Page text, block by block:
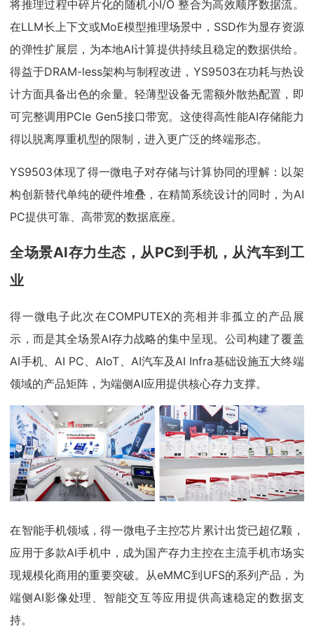
将推理过程中碎片化的随机小I/O 整合为高效顺序数据流。
在LLM长上下文或MoE模型推理场景中，SSD作为显存资源
的弹性扩展层，为本地AI计算提供持续且稳定的数据供给。
得益于DRAM-less架构与制程改进，YS9503在功耗与热设
计方面具备出色的余量。轻薄型设备无需额外散热配置，即
可完整调用PCIe Gen5接口带宽。这使得高性能AI存储能力
得以脱离厚重机型的限制，进入更广泛的终端形态。
YS9503体现了得一微电子对存储与计算协同的理解：以架
构创新替代单纯的硬件堆叠，在精简系统设计的同时，为AI
PC提供可靠、高带宽的数据底座。
全场景AI存力生态， 从PC到手机，从汽车到工
业
得一微电子此次在COMPUTEX的亮相并非孤立的产品展
示，而是其全场景AI存力战略的集中呈现。公司构建了覆盖
AI手机、AI PC、AIoT、AI汽车及AI Infra基础设施五大终端
领域的产品矩阵，为端侧AI应用提供核心存力支撑。
在智能手机领域，得一微电子主控芯片累计出货已超亿颗，
应用于多款AI手机中，成为国产存力主控在主流手机市场实
现规模化商用的重要突破。从eMMC到UFS的系列产品，为
端侧AI影像处理、智能交互等应用提供高速稳定的数据支
持。